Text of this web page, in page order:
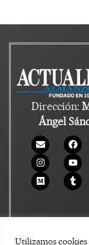
Utilizamos
Dirección:
Ángel